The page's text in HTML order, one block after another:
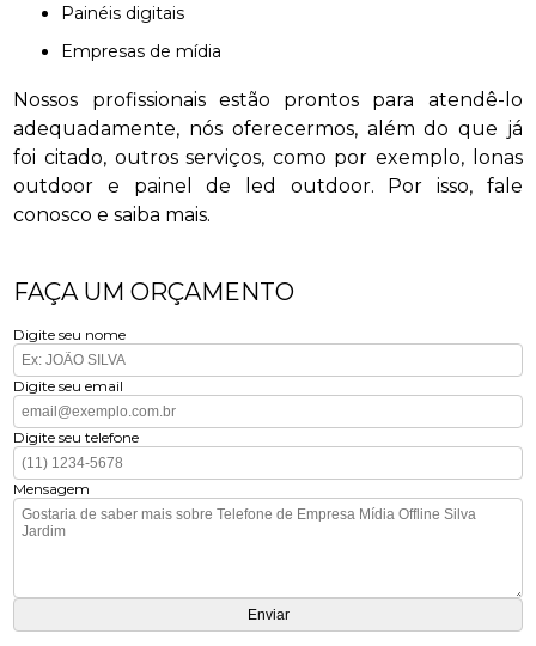
painéis digitais
empresas de mídia
Nossos profissionais estão prontos para atendê-lo
adequadamente, nós oferecermos, além do que já
foi citado, outros serviços, como por exemplo, lonas
outdoor e painel de led outdoor. Por isso, fale
conosco e saiba mais.
FAÇA UM ORÇAMENTO
Digite seu nome
Digite seu email
Digite seu telefone
Mensagem